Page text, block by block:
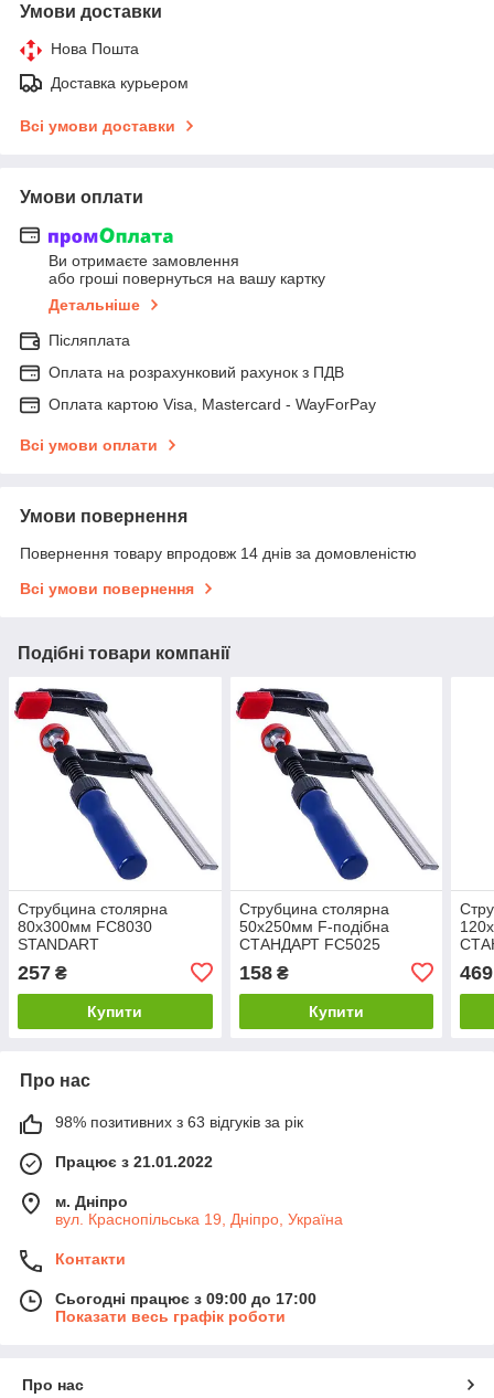
Умови доставки
Нова Пошта
Доставка курьером
Всі умови доставки
Умови оплати
Ви отримаєте замовлення
або гроші повернуться на вашу картку
Детальніше
Післяплата
Оплата на розрахунковий рахунок з ПДВ
Оплата картою Visa, Mastercard - WayForPay
Всі умови оплати
Умови повернення
Повернення товару впродовж 14 днів за домовленістю
Всі умови повернення
Подібні товари компанії
Струбцина столярна
80x300мм FC8030
STANDART
257 ₴
Купити
Струбцина столярна
50х250мм F-подібна
СТАНДАРТ FC5025
158₴
Купити
469
Про нас
98% позитивних з 63 відгуків за рік
Працює з 21.01.2022
м. Дніпро
вул. Краснопільська 19, Дніпро, Україна
Контакти
Сьогодні працює з 09:00 до 17:00
Показати весь графік роботи
Про нас